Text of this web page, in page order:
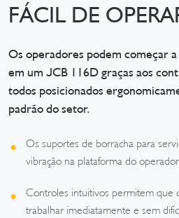
FÁCIL DE
Os operadores podem começar
em um JCB 116D graças aos
todos posicionados
padrão do setor.
Os suportes de borracha para
vibração na plataforma do
Controles intuitivos permitem que
trabalhar imediatamente e sem